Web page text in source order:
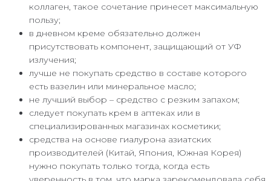
коллаген, такое сочетание принесет максимальную
пользу;
в дневном креме обязательно должен
присутствовать компонент, защищающий от УФ
излучения;
лучше не покупать средство в составе которого
есть вазелин или минеральное масло;
не лучший выбор – средство с резким запахом;
следует покупать крем в аптеках или в
специализированных магазинах косметики;
средства на основе гиалурона азиатских
производителей (Китай, Япония, Южная Корея)
нужно покупать только тогда, когда есть